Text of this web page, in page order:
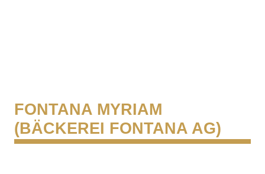
FONTANA MYRIAM
(BÄCKEREI FONTANA AG)